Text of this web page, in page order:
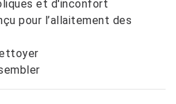
et d'inconfort
pour l’allaitement des